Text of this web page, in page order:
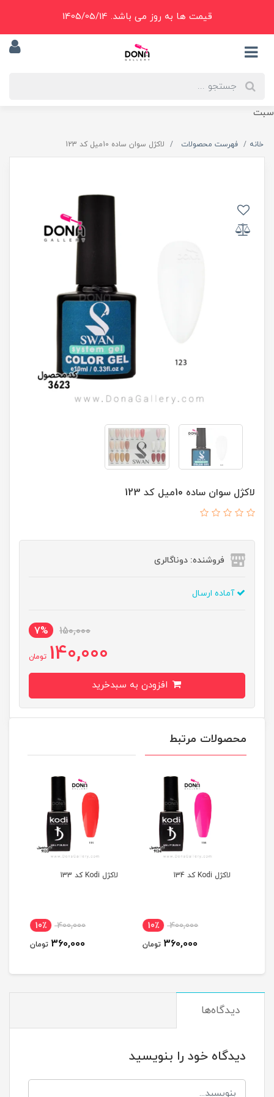
سبت
قیمت ها به روز می باشد. 1405/05/14
خانه فهرست محصولات لاکژل سوان ساده 10ميل کد 123
لاکژل سوان ساده 10ميل کد 123
فروشنده: دوناگالری
آماده ارسال
150,000
7%
140,000 تومان
محصولات مرتبط
لاکژل Kodi کد 134
400,000 10٪
360,000 تومان
لاکژل Kodi کد 133
400,000 10٪
360,000 تومان
دیدگاه‌ها
دیدگاه خود را بنویسید